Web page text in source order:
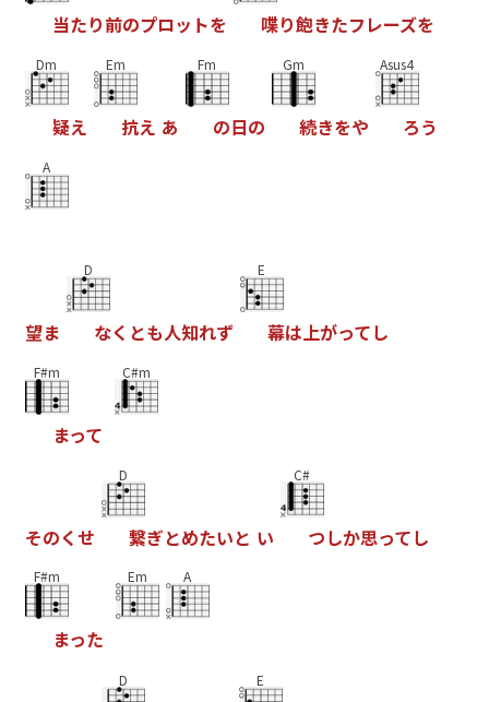
当たり前のプロッ トを 喋り飽きたフ レーズを
Dm
疑え
Em
抗え あ
Fm
の日の
Gm
続きをや
Asus4
ろう
A
望ま
D
なく とも人知れず
E
幕は上がってし
F#m
まって
C#m
そのくせ
D
繋ぎとめたいと い
C#
つしか思ってし
F#m
まった
Em A
D E